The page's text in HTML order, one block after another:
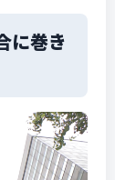
に巻き